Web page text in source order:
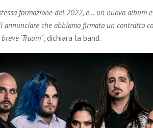
formazione del 2022, e… un nuovo album
che abbiamo firmato un contratto
‘Traum’“, dichiara la band.